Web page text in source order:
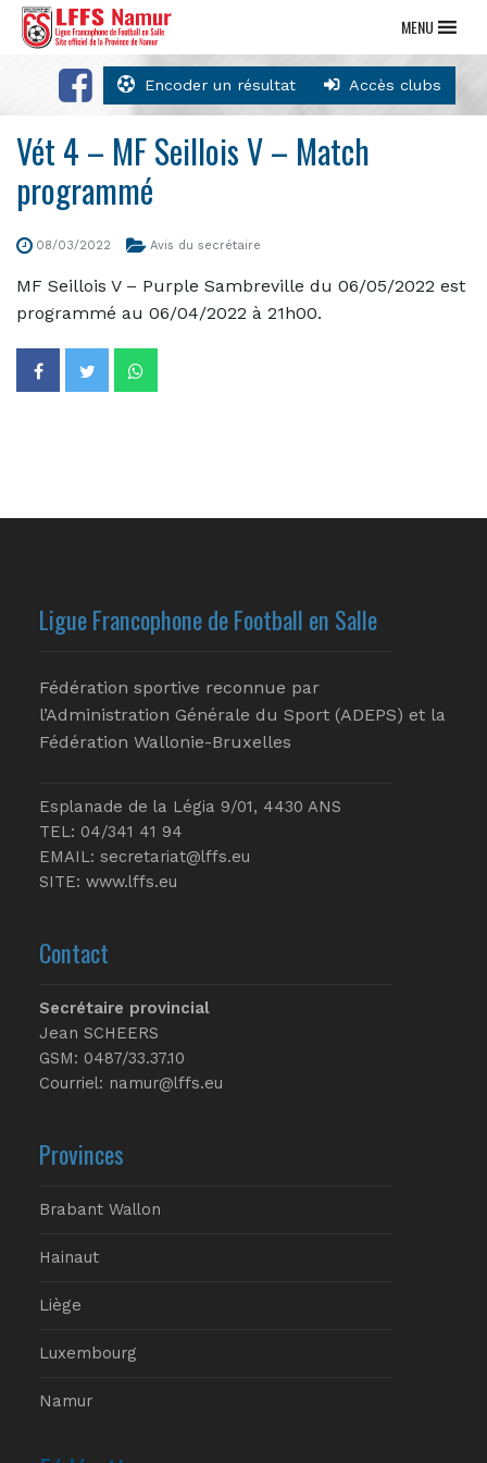
Encoder un résultat Accès clubs
MENU
Vét 4 – MF Seillois V – Match
programmé
08/03/2022 Avis du secrétaire
MF Seillois V – Purple Sambreville du 06/05/2022 est
programmé au 06/04/2022 à 21h00.
Ligue Francophone de Football en Salle
Fédération sportive reconnue par
l’Administration Générale du Sport (ADEPS) et la
Fédération Wallonie-Bruxelles
Esplanade de la Légia 9/01, 4430 ANS
TEL: 04/341 41 94
EMAIL: secretariat@lffs.eu
SITE: www.lffs.eu
Contact
Secrétaire provincial
Jean SCHEERS
GSM: 0487/33.37.10
Courriel: namur@lffs.eu
Provinces
Brabant Wallon
Hainaut
Liège
Luxembourg
Namur